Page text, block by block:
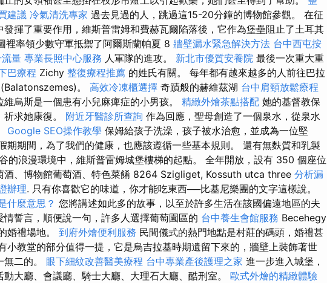
建議 冷氣清洗專家 過去見過的人，跳過這15-20分鐘的博物館參觀。 在征
發揮了重要作用，維斯普雷姆和費赫瓦爾陷落後，它作為堡壘阻止了土耳其
裡率領少數守軍抵禦了阿爾斯蘭帕夏 8 牆壁漏水緊急解決方法 台中西屯按
量 專業長照中心服務 人軍隊的進攻。 新北市優質安養院 最後一次重大重
巴療程 Zichy 整復療程推薦 的姓氏有關。 每年都有越來越多的人前往巴拉
(Balatonszemes)。 高效冷凍櫃選擇 奇蹟般的赫維茲湖 台中肩頸放鬆療程
烏斯是一個患有小兒麻痺症的小男孩。 精緻外燴茶點搭配 她的基督教保
求她康復。 附近牙醫診所查詢 作為回應，聖母創造了一個泉水，從泉水
Google SEO操作教學 保姆給孩子洗澡，孩子被水治愈，並成為一位堅
期期間，為了我們的健康，也應該遵循一些基本規則。 還有無麩質和乳製
的浪漫環境中，維斯普雷姆城堡樓梯的起點。 全年開放，設有 350 個座位
酒、博物館葡萄酒、特色菜餚 8264 Szigliget, Kossuth utca three 分析漏
辦理. 只有你喜歡它的味道，你才能吃東西──比基尼樂團的文字這樣說。
什麼意思？ 您將講述如此多的故事，以至於許多生活在該國偏遠地區的夫
誓言，順便說一句，許多人選擇葡萄園區的 台中養生會館服務 Becehegy
婚禮場地。 到府外燴便利服務 民間儀式的熱門地點是村莊的碼頭，婚禮甚
小教堂的部分值得一提，它是烏吉拉基時期遺留下來的，牆壁上裝飾著世
二的。 眼下細紋改善醫美療程 台中專業產後護理之家 進一步進入城堡，
大廳、會議廳、騎士大廳、大理石大廳、酷刑室。 歐式外燴的精緻體驗